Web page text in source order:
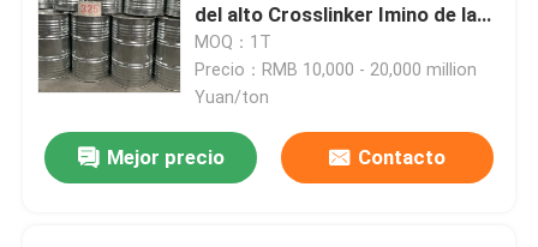
del alto Crosslinker Imino de la
melamina
MOQ：1T
Precio：RMB 10,000 - 20,000 million
Yuan/ton
Mejor precio Contacto